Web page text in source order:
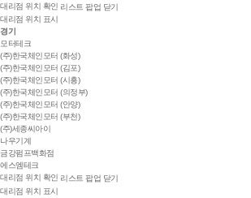
대리점 위치 확인 리스트 팝업 닫기
대리점 위치 표시
경기
모터테크
(주)한국체인모터 (화성)
(주)한국체인모터 (김포)
(주)한국체인모터 (시흥)
(주)한국체인모터 (의정부)
(주)한국체인모터 (안양)
(주)한국체인모터 (부천)
(주)세종씨아이
나우기계
금강펌프백화점
에스엠테크
대리점 위치 확인 리스트 팝업 닫기
대리점 위치 표시